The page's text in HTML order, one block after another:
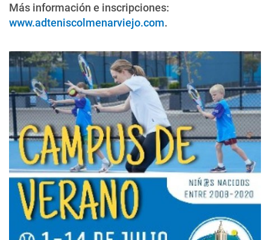
Más información e inscripciones:
www.adteniscolmenarviejo.com.